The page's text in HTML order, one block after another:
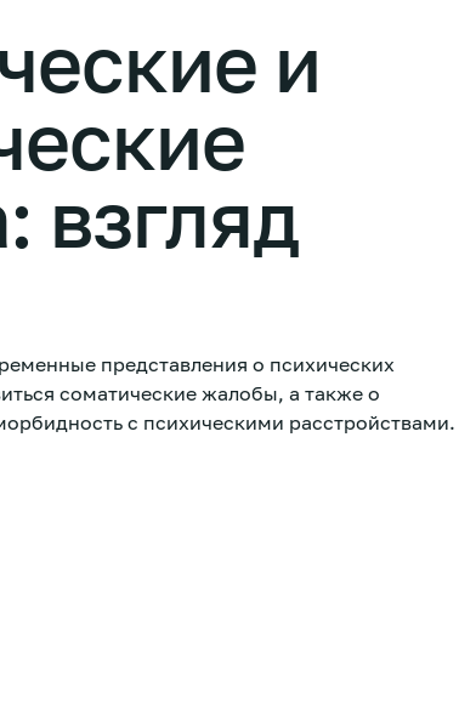
и
взгляд
представления о психических
соматические жалобы, а также о
с психическими расстройствами.